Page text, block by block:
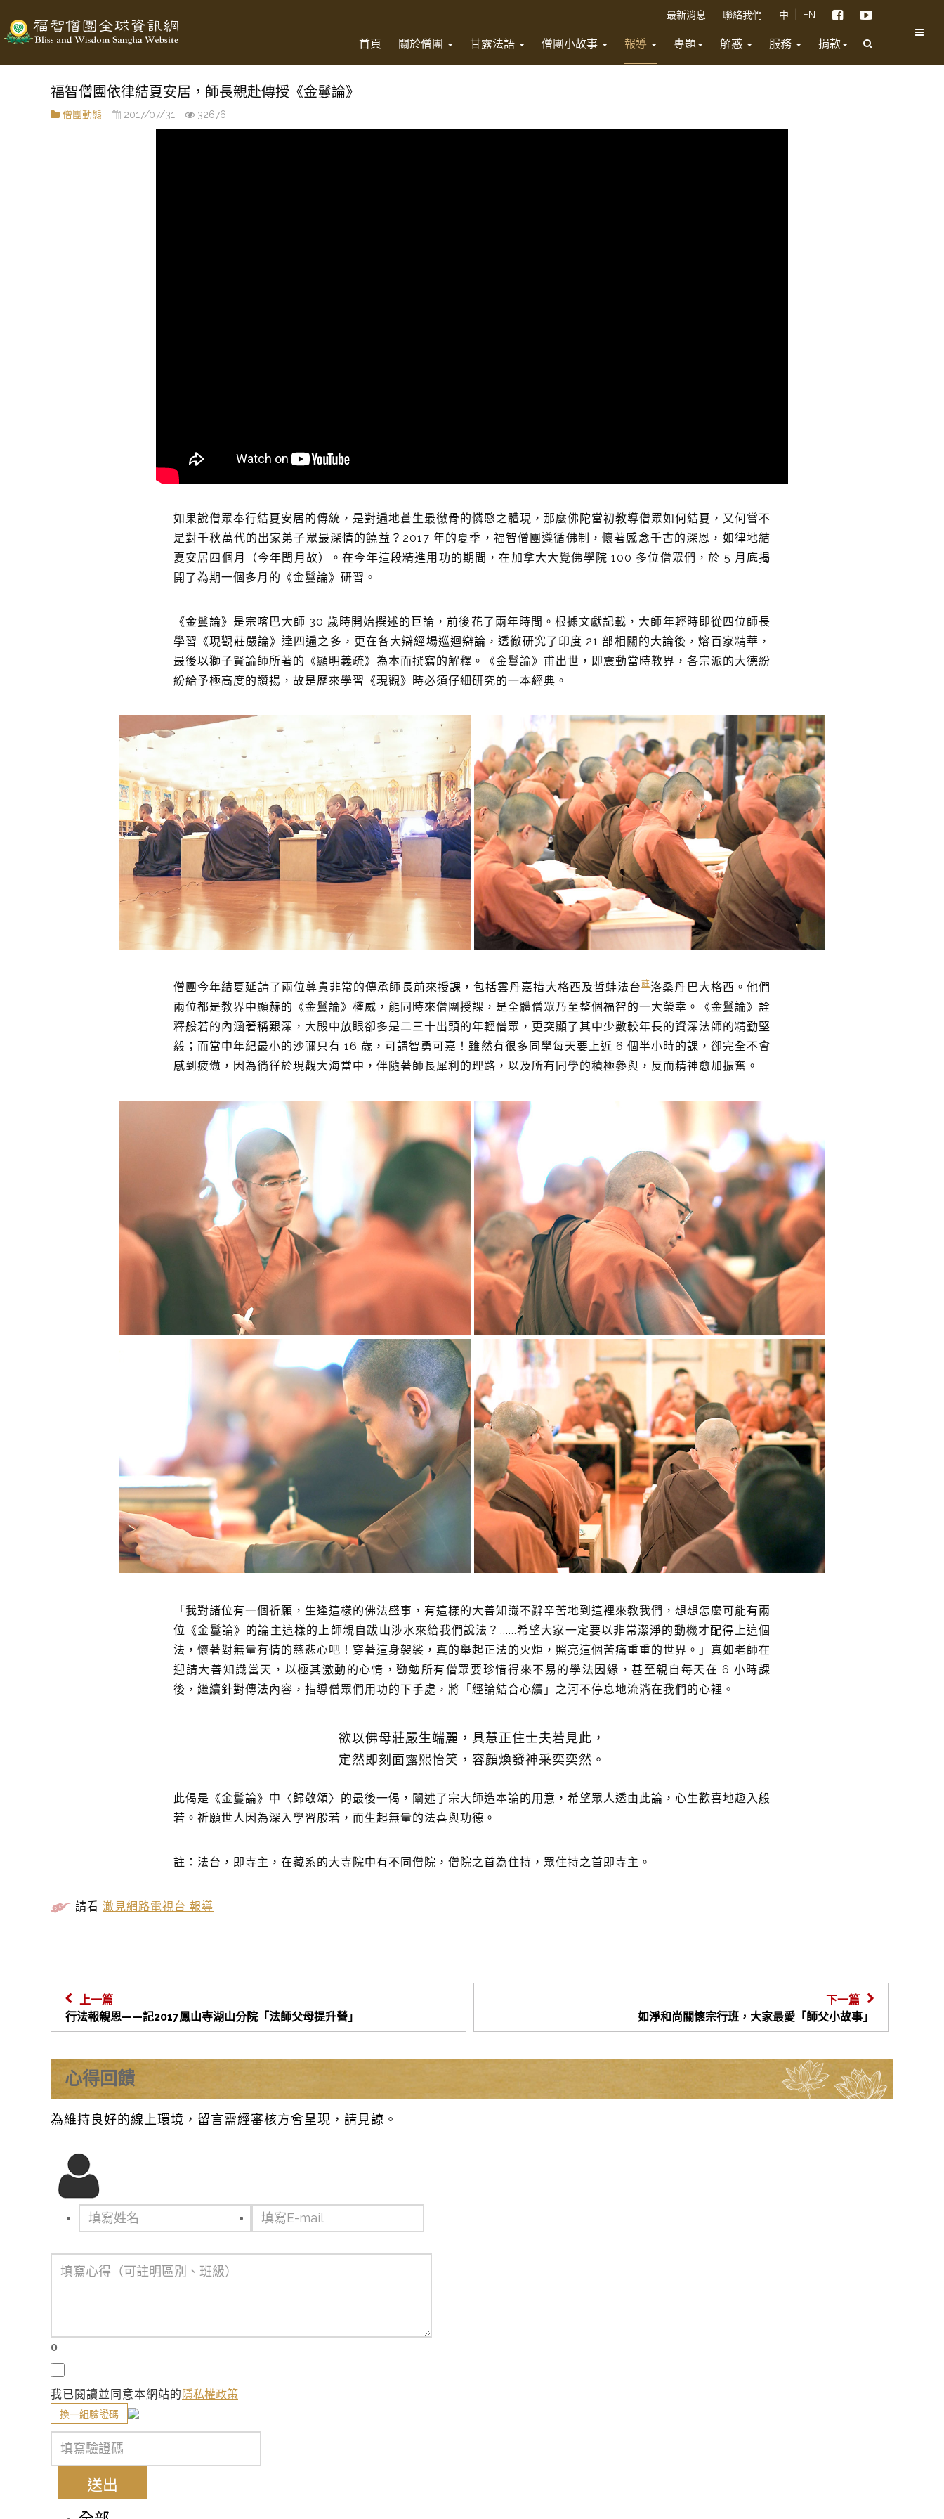
最新消息 聯絡我們 中 EN
首頁 關於僧團 甘露法語 僧團小故事 報導 專題 解惑 服務 捐款
福智僧團依律結夏安居，師長親赴傳授《金鬘論》
僧團動態 2017/07/31 32676
如果說僧眾奉行結夏安居的傳統，是對遍地蒼生最徹骨的憐愍之體現，那麼佛陀當初教導僧眾如何結夏，又何嘗不
是對千秋萬代的出家弟子眾最深情的饒益？2017 年的夏季，福智僧團遵循佛制，懷著感念千古的深恩，如律地結
夏安居四個月（今年閏月故）。在今年這段精進用功的期間，在加拿大大覺佛學院 100 多位僧眾們，於 5 月底揭
開了為期一個多月的《金鬘論》研習。
《金鬘論》是宗喀巴大師 30 歲時開始撰述的巨論，前後花了兩年時間。根據文獻記載，大師年輕時即從四位師長
學習《現觀莊嚴論》達四遍之多，更在各大辯經場巡迴辯論，透徹研究了印度 21 部相關的大論後，熔百家精華，
最後以獅子賢論師所著的《顯明義疏》為本而撰寫的解釋。《金鬘論》甫出世，即震動當時教界，各宗派的大德紛
紛給予極高度的讚揚，故是歷來學習《現觀》時必須仔細研究的一本經典。
僧團今年結夏延請了兩位尊貴非常的傳承師長前來授課，包括雲丹嘉措大格西及哲蚌法台註洛桑丹巴大格西。他們
兩位都是教界中顯赫的《金鬘論》權威，能同時來僧團授課，是全體僧眾乃至整個福智的一大榮幸。《金鬘論》詮
釋般若的內涵著稱艱深，大殿中放眼卻多是二三十出頭的年輕僧眾，更突顯了其中少數較年長的資深法師的精勤堅
毅；而當中年紀最小的沙彌只有 16 歲，可謂智勇可嘉！雖然有很多同學每天要上近 6 個半小時的課，卻完全不會
感到疲憊，因為徜徉於現觀大海當中，伴隨著師長犀利的理路，以及所有同學的積極參與，反而精神愈加振奮。
「我對諸位有一個祈願，生逢這樣的佛法盛事，有這樣的大善知識不辭辛苦地到這裡來教我們，想想怎麼可能有兩
位《金鬘論》的論主這樣的上師親自跋山涉水來給我們說法？......希望大家一定要以非常潔淨的動機才配得上這個
法，懷著對無量有情的慈悲心吧！穿著這身袈裟，真的舉起正法的火炬，照亮這個苦痛重重的世界。」真如老師在
迎請大善知識當天，以極其激動的心情，勸勉所有僧眾要珍惜得來不易的學法因緣，甚至親自每天在 6 小時課
後，繼續針對傳法內容，指導僧眾們用功的下手處，將「經論結合心續」之河不停息地流淌在我們的心裡。
欲以佛母莊嚴生端麗，具慧正住士夫若見此，
定然即刻面露熙怡笑，容顏煥發神采奕奕然。
此偈是《金鬘論》中〈歸敬頌〉的最後一偈，闡述了宗大師造本論的用意，希望眾人透由此論，心生歡喜地趣入般
若。祈願世人因為深入學習般若，而生起無量的法喜與功德。
註：法台，即寺主，在藏系的大寺院中有不同僧院，僧院之首為住持，眾住持之首即寺主。
請看 澈見網路電視台 報導
上一篇
行法報親恩——記2017鳳山寺湖山分院「法師父母提升營」
下一篇
如淨和尚關懷宗行班，大家最愛「師父小故事」
心得回饋
為維持良好的線上環境，留言需經審核方會呈現，請見諒。
0
我已閱讀並同意本網站的 隱私權政策
換一組驗證碼
送出